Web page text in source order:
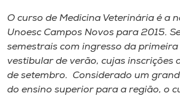
Portal de Ensino
A
O curso de Medicina Veterinária é a
Unoesc Campos Novos para 2015.
semestrais com ingresso da
vestibular de verão, cujas inscrições
de setembro. Considerado um
do ensino superior para a região, o